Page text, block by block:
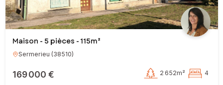
Maison - 5 pièces - 115m²
Sermerieu (38510)
169 000 € 2 652m² 4